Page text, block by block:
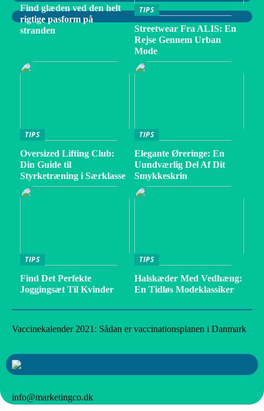
Find glæden ved den helt
rigtige pasform på
stranden
TIPS
Streetwear Fra ALIS: En
Rejse Gennem Urban
Mode
TIPS
Oversized Lifting Club:
Din Guide til
Styrketræning i Særklasse
TIPS
Elegante Øreringe: En
Uundværlig Del Af Dit
Smykkeskrin
TIPS
Find Det Perfekte
Joggingsæt Til Kvinder
TIPS
Halskæder Med Vedhæng:
En Tidløs Modeklassiker
Vaccinekalender 2021: Sådan er vaccinationsplanen i Danmark
info@marketingco.dk